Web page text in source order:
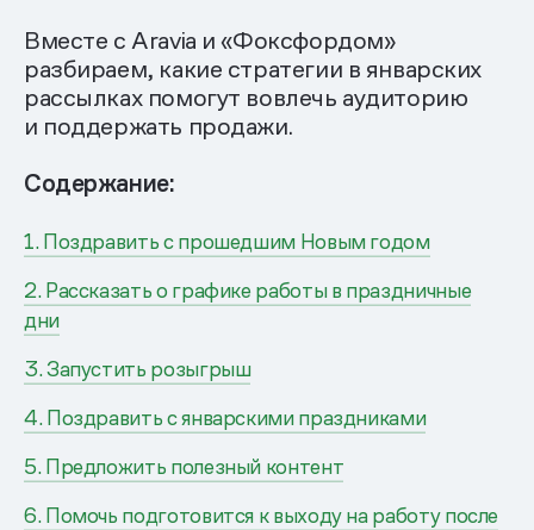
Вместе с Aravia и «Фоксфордом»
разбираем, какие стратегии в январских
рассылках помогут вовлечь аудиторию
и поддержать продажи.
Содержание:
1. Поздравить с прошедшим Новым годом
2. Рассказать о графике работы в праздничные
дни
3. Запустить розыгрыш
4. Поздравить с январскими праздниками
5. Предложить полезный контент
6. Помочь подготовится к выходу на работу после